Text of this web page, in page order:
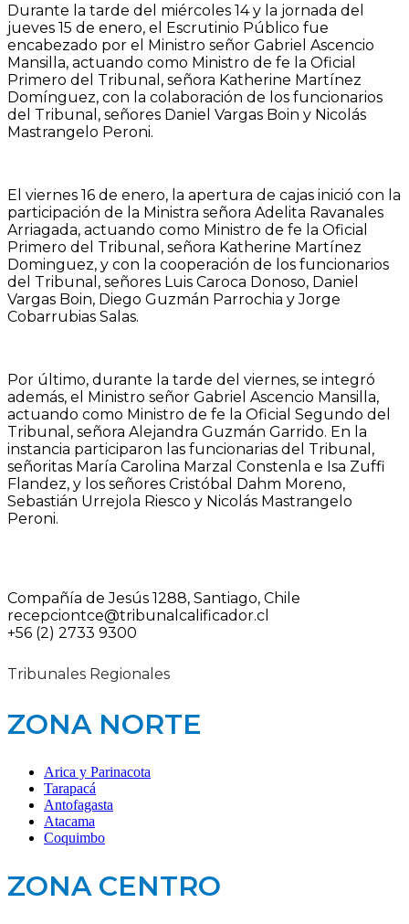
Durante la tarde del miércoles 14 y la jornada del
jueves 15 de enero, el Escrutinio Público fue
encabezado por el Ministro señor Gabriel Ascencio
Mansilla, actuando como Ministro de fe la Oficial
Primero del Tribunal, señora Katherine Martínez
Domínguez, con la colaboración de los funcionarios
del Tribunal, señores Daniel Vargas Boin y Nicolás
Mastrangelo Peroni.
El viernes 16 de enero, la apertura de cajas inició con la
participación de la Ministra señora Adelita Ravanales
Arriagada, actuando como Ministro de fe la Oficial
Primero del Tribunal, señora Katherine Martínez
Dominguez, y con la cooperación de los funcionarios
del Tribunal, señores Luis Caroca Donoso, Daniel
Vargas Boin, Diego Guzmán Parrochia y Jorge
Cobarrubias Salas.
Por último, durante la tarde del viernes, se integró
además, el Ministro señor Gabriel Ascencio Mansilla,
actuando como Ministro de fe la Oficial Segundo del
Tribunal, señora Alejandra Guzmán Garrido. En la
instancia participaron las funcionarias del Tribunal,
señoritas María Carolina Marzal Constenla e Isa Zuffi
Flandez, y los señores Cristóbal Dahm Moreno,
Sebastián Urrejola Riesco y Nicolás Mastrangelo
Peroni.
Compañía de Jesús 1288, Santiago, Chile
recepciontce@tribunalcalificador.cl
+56 (2) 2733 9300
Tribunales Regionales
ZONA NORTE
Arica y Parinacota
Tarapacá
Antofagasta
Atacama
Coquimbo
ZONA CENTRO